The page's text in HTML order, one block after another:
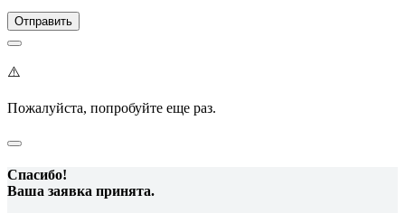
⚠️
Пожалуйста, попробуйте еще раз.
Спасибо!
Ваша заявка принята.